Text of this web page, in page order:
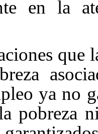
en la
que
ya no
pobreza